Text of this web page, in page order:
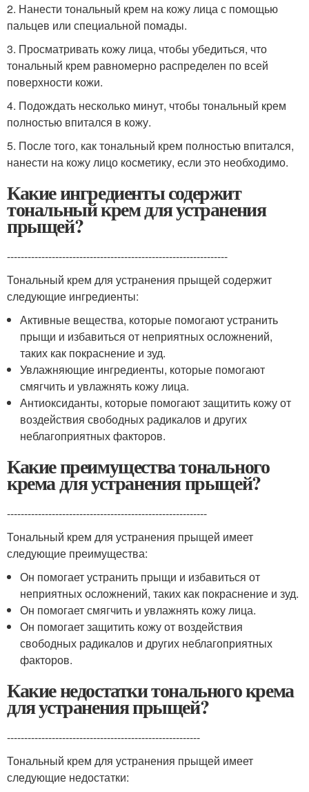
2. Нанести тональный крем на кожу лица с помощью
пальцев или специальной помады.
3. Просматривать кожу лица, чтобы убедиться, что
тональный крем равномерно распределен по всей
поверхности кожи.
4. Подождать несколько минут, чтобы тональный крем
полностью впитался в кожу.
5. После того, как тональный крем полностью впитался,
нанести на кожу лицо косметику, если это необходимо.
Какие ингредиенты содержит
тональный крем для устранения
прыщей?
----------------------------------------------------------------
Тональный крем для устранения прыщей содержит
следующие ингредиенты:
Активные вещества, которые помогают устранить
прыщи и избавиться от неприятных осложнений,
таких как покраснение и зуд.
Увлажняющие ингредиенты, которые помогают
смягчить и увлажнять кожу лица.
Антиоксиданты, которые помогают защитить кожу от
воздействия свободных радикалов и других
неблагоприятных факторов.
Какие преимущества тонального
крема для устранения прыщей?
----------------------------------------------------------
Тональный крем для устранения прыщей имеет
следующие преимущества:
Он помогает устранить прыщи и избавиться от
неприятных осложнений, таких как покраснение и зуд.
Он помогает смягчить и увлажнять кожу лица.
Он помогает защитить кожу от воздействия
свободных радикалов и других неблагоприятных
факторов.
Какие недостатки тонального крема
для устранения прыщей?
--------------------------------------------------------
Тональный крем для устранения прыщей имеет
следующие недостатки: